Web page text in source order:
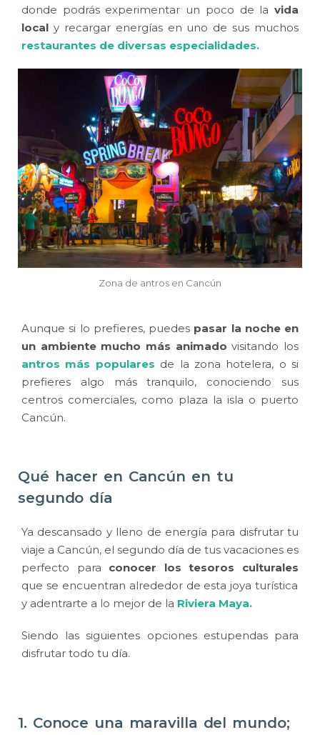
donde podrás experimentar un poco de la vida
local y recargar energías en uno de sus muchos
restaurantes de diversas especialidades.
Zona de antros en Cancún
Aunque si lo prefieres, puedes pasar la noche en
un ambiente mucho más animado visitando los
antros más populares de la zona hotelera, o si
prefieres algo más tranquilo, conociendo sus
centros comerciales, como plaza la isla o puerto
Cancún.
Qué hacer en Cancún en tu
segundo día
Ya descansado y lleno de energía para disfrutar tu
viaje a Cancún, el segundo día de tus vacaciones es
perfecto para conocer los tesoros culturales
que se encuentran alrededor de esta joya turística
y adentrarte a lo mejor de la Riviera Maya.
Siendo las siguientes opciones estupendas para
disfrutar todo tu día.
1. Conoce una maravilla del mundo;